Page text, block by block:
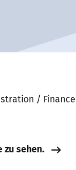
/
zu sehen.